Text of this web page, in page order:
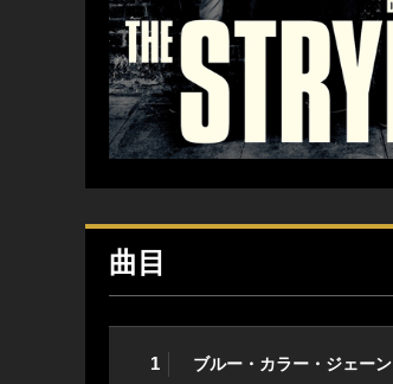
曲目
1 ブルー・カラー・ジェーン